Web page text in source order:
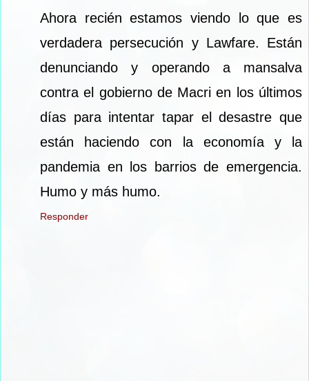
Ahora recién estamos viendo lo que es
verdadera persecución y Lawfare. Están
denunciando y operando a mansalva
contra el gobierno de Macri en los últimos
días para intentar tapar el desastre que
están haciendo con la economía y la
pandemia en los barrios de emergencia.
Humo y más humo.
Responder